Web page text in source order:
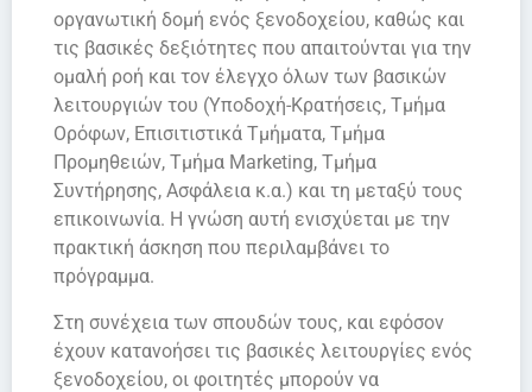
οργανωτική δομή ενός ξενοδοχείου, καθώς και
τις βασικές δεξιότητες που απαιτούνται για την
ομαλή ροή και τον έλεγχο όλων των βασικών
λειτουργιών του (Υποδοχή-Κρατήσεις, Τμήμα
Ορόφων, Επισιτιστικά Τμήματα, Τμήμα
Προμηθειών, Τμήμα Marketing, Τμήμα
Συντήρησης, Ασφάλεια κ.α.) και τη μεταξύ τους
επικοινωνία. Η γνώση αυτή ενισχύεται με την
πρακτική άσκηση που περιλαμβάνει το
πρόγραμμα.
Στη συνέχεια των σπουδών τους, και εφόσον
έχουν κατανοήσει τις βασικές λειτουργίες ενός
ξενοδοχείου, οι φοιτητές μπορούν να